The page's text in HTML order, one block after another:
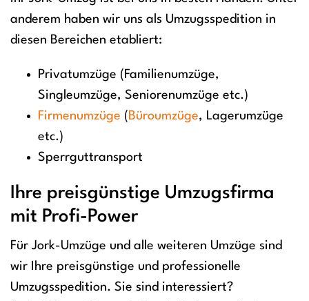
anderem haben wir uns als Umzugsspedition in
diesen Bereichen etabliert:
Privatumzüge (Familienumzüge,
Singleumzüge, Seniorenumzüge etc.)
Firmenumzüge ( Büroumzüge, Lagerumzüge
etc.)
Sperrguttransport
Ihre preisgünstige Umzugsfirma
mit Profi-Power
Für Jork-Umzüge und alle weiteren Umzüge sind
wir Ihre preisgünstige und professionelle
Umzugsspedition. Sie sind interessiert?